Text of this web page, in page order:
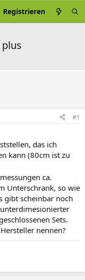
Registrieren
#1
das ich
kann (80cm ist zu
ca.
Unterschrank, so wie
gibt scheinbar noch
Sets.
nennen?